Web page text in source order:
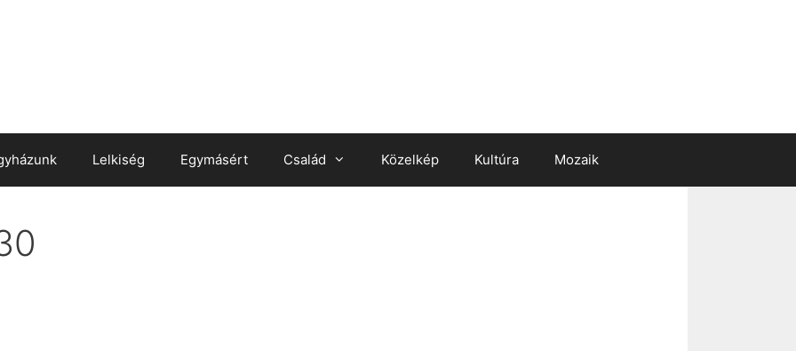
Lelkiség Egymásért Család Közelkép Kultúra Mozaik